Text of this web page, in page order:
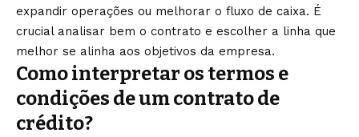
expandir operações ou melhorar o fluxo de caixa. É
crucial analisar bem o contrato e escolher a linha que
melhor se alinha aos objetivos da empresa.
Como interpretar os termos e
condições de um contrato de
crédito?